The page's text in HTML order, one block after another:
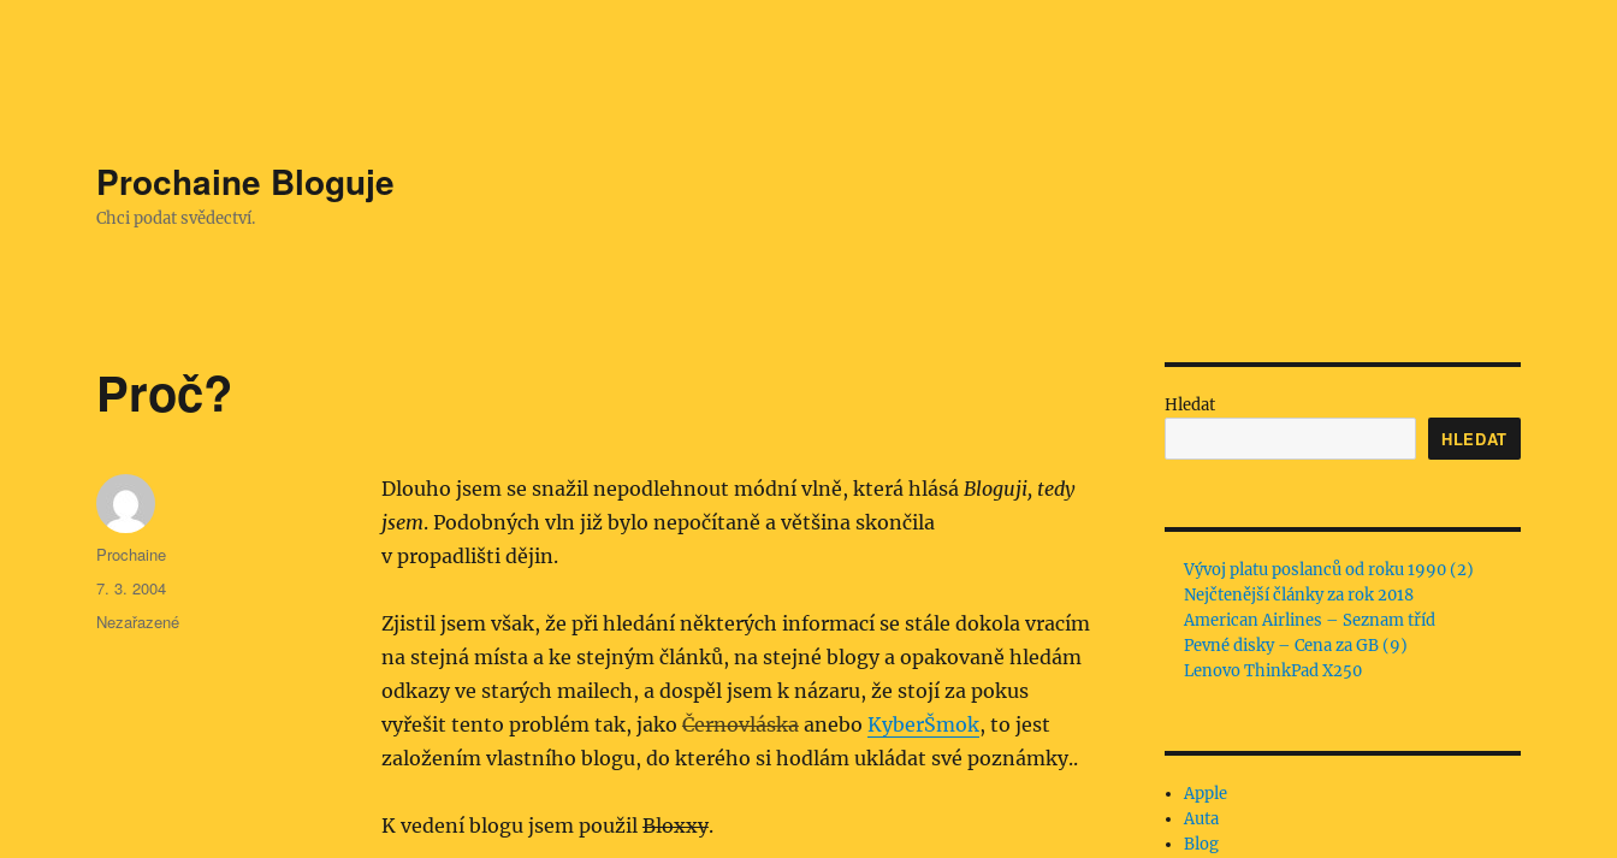
Prochaine Bloguje
Chci podat svědectví.
Proč?
Dlouho jsem se snažil nepodlehnout módní vlně, která hlásá Bloguji, tedy
jsem. Podobných vln již bylo nepočítaně a většina skončila
v propadlišti dě­jin.
Zjistil jsem však, že při hledání některých informací se stále dokola vracím
na stejná místa a ke stejným článků, na stejné blogy a opakovaně hledám
odkazy ve starých mailech, a dospěl jsem k názaru, že stojí za pokus
vyřešit tento problém tak, jako Černovláskaanebo KyberŠmok, to jest
založením vlastního blogu, do kterého si hodlám ukládat své poznámky..
K vedení blogu jsem použil Bloxxy.
Autor:
Prochaine
Publikováno:
7. 3. 2004
Rubriky:
Nezařazené
Hledat
HLEDAT
Vývoj platu poslanců od roku 1990 (2)
Nejčtenější články za rok 2018
American Airlines – Seznam tříd
Pevné disky – Cena za GB (9)
Lenovo ThinkPad X250
Apple
Auta
Blog